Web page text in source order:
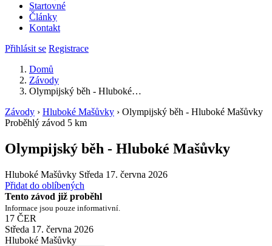
Startovné
Články
Kontakt
Přihlásit se Registrace
Domů
Závody
Olympijský běh - Hluboké…
Závody › Hluboké Mašůvky › Olympijský běh - Hluboké Mašůvky
Proběhlý závod 5 km
Olympijský běh - Hluboké Mašůvky
Hluboké Mašůvky Středa 17. června 2026
Přidat do oblíbených
Tento závod již proběhl
Informace jsou pouze informativní.
17 ČER
Středa 17. června 2026
Hluboké Mašůvky